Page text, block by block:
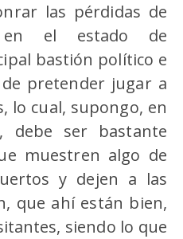
las pérdidas de
en el estado de
bastión político e
pretender jugar a
lo cual, supongo, en
debe ser bastante
muestren algo de
y dejen a las
que ahí están bien,
siendo lo que